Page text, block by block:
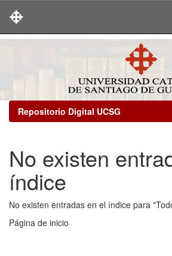
Repositorio Digital UCSG
No existen
índice
No existen entradas en el índice para
Página de inicio